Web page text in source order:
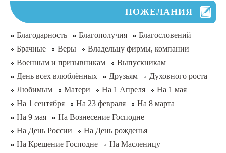
ПОЖЕЛАНИЯ
Благодарность Благополучия
Благословений
Брачные
Веры
Владельцу фирмы, компании
Военным и призывникам
Выпускникам
День всех влюблённых
Друзьям
Духовного роста
Любимым
Матери На 1 Апреля
На 1 мая
На 1 сентября
На 23 февраля
На 8 марта
На 9 мая
На Вознесение Господне
На День России
На День рожденья
На Крещение Господне
На Масленицу